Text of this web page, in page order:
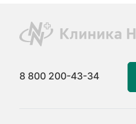
8 800 200-43-34